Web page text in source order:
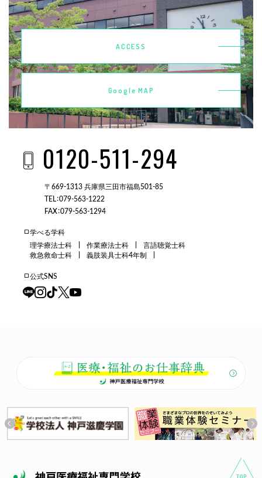
ACCESS
Google MAP
0120-511-294
〒669-1313 兵庫県三田市福島501-85
TEL：079-563-1222
FAX：079-563-1294
学べる学科
理学療法士科
作業療法士科
言語聴覚士科
救急救命士科
義肢装具士科4年制
公式SNS